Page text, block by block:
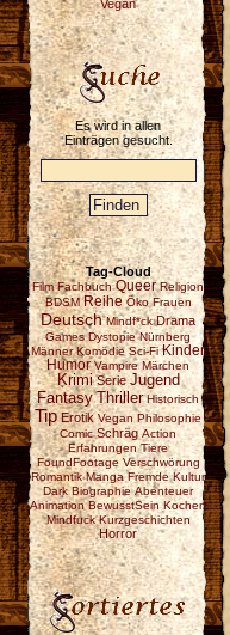
Vegan
Es wird in allen
Einträgen gesucht.
Tag-Cloud
Film Fachbuch Queer Religion
BDSM Reihe Öko Frauen
Deutsch Mindf*ck Drama
Games Dystopie Nürnberg
Männer Komödie Sci-Fi Kinder
Humor Vampire Märchen
Krimi Serie Jugend
Fantasy Thriller Historisch
Tip Erotik Vegan Philosophie
Comic Schräg Action
Erfahrungen Tiere
FoundFootage Verschwörung
Romantik Manga Fremde Kultur
Dark Biographie Abenteuer
Animation BewusstSein Kochen
Mindfuck Kurzgeschichten
Horror